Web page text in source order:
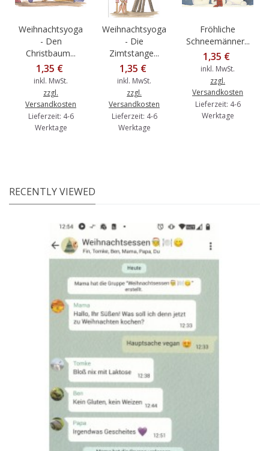
Weihnachtsyoga
- Den
Christbaum...
1,35 €
inkl. MwSt.
zzgl.
Versandkosten
Lieferzeit: 4-6
Werktage
Weihnachtsyoga
- Die
Zimtstange...
1,35 €
inkl. MwSt.
zzgl.
Versandkosten
Lieferzeit: 4-6
Werktage
Fröhliche
Schneemänner...
1,35 €
inkl. MwSt.
zzgl.
Versandkosten
Lieferzeit: 4-6
Werktage
RECENTLY VIEWED